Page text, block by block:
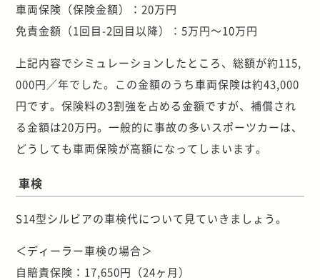
車両保険（保険金額）：20万円
免責金額（1回目-2回目以降）：5万円～10万円
上記内容でシミュレーションしたところ、総額が約115,
000円／年でした。この金額のうち車両保険は約43,000
円です。保険料の3割強を占める金額ですが、補償され
る金額は20万円。一般的に事故の多いスポーツカーは、
どうしても車両保険が高額になってしまいます。
車検
S14型シルビアの車検代について見ていきましょう。
＜ディーラー車検の場合＞
自賠責保険：17,650円（24ヶ月）